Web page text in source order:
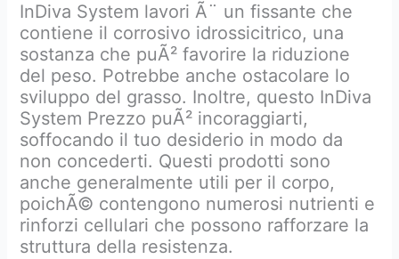
InDiva System lavori Ã¨ un fissante che
contiene il corrosivo idrossicitrico, una
sostanza che puÃ² favorire la riduzione
del peso. Potrebbe anche ostacolare lo
sviluppo del grasso. Inoltre, questo InDiva
System Prezzo puÃ² incoraggiarti,
soffocando il tuo desiderio in modo da
non concederti. Questi prodotti sono
anche generalmente utili per il corpo,
poichÃ© contengono numerosi nutrienti e
rinforzi cellulari che possono rafforzare la
struttura della resistenza.